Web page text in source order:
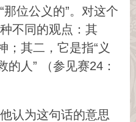
位公义的”。对这个
不同的观点：其
；其二，它是指“义
的人” （参见赛24：
认为这句话的意思